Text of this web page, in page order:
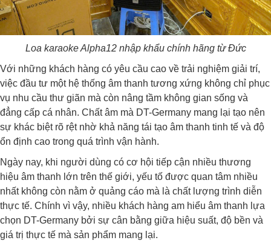
Loa karaoke Alpha12 nhập khẩu chính hãng từ Đức
Với những khách hàng có yêu cầu cao về trải nghiệm giải trí,
việc đầu tư một hệ thống âm thanh tương xứng không chỉ phục
vụ nhu cầu thư giãn mà còn nâng tầm không gian sống và
đẳng cấp cá nhân. Chất âm mà DT-Germany mang lại tạo nên
sự khác biệt rõ rệt nhờ khả năng tái tạo âm thanh tinh tế và độ
ổn định cao trong quá trình vận hành.
Ngày nay, khi người dùng có cơ hội tiếp cận nhiều thương
hiệu âm thanh lớn trên thế giới, yếu tố được quan tâm nhiều
nhất không còn nằm ở quảng cáo mà là chất lượng trình diễn
thực tế. Chính vì vậy, nhiều khách hàng am hiểu âm thanh lựa
chọn DT-Germany bởi sự cân bằng giữa hiệu suất, độ bền và
giá trị thực tế mà sản phẩm mang lại.